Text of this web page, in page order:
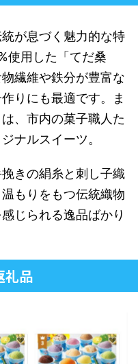
が息づく魅力的な特
使用した「てだ桑
繊維や鉄分が豊富な
りにも最適です。ま
、市内の菓子職人た
ナルスイーツ。
きの絹糸と刺し子織
もりをもつ伝統織物
じられる逸品ばかり
礼品